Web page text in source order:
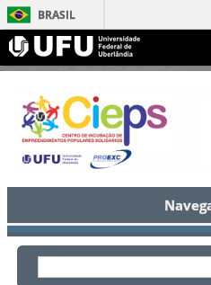
BRASIL
Formulário de